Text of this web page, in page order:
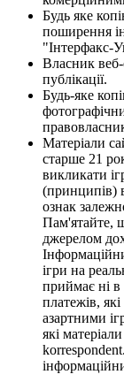
Будь яке
поширення
"Інтерфакс-
Власник веб-
публікації.
Будь-яке
Матеріали
старше 21
викликати
(принципів)
ознак
Пам'ятайте,
джерелом
ігри на
приймає ні в
платежів,
азартними
які